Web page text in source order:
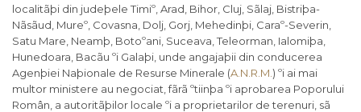
localitãþi din judeþele Timiº, Arad, Bihor, Cluj, Sãlaj, Bistriþa-
Nãsãud, Mureº, Covasna, Dolj, Gorj, Mehedinþi, Caraº-Severin,
Satu Mare, Neamþ, Botoºani, Suceava, Teleorman, Ialomiþa,
Hunedoara, Bacãu ºi Galaþi, unde angajaþii din conducerea
Agenþiei Naþionale de Resurse Minerale (A.N.R.M. ) ºi ai mai
multor ministere au negociat, fãrã ºtiinþa ºi aprobarea Poporului
Român, a autoritãþilor locale ºi a proprietarilor de terenuri, sã